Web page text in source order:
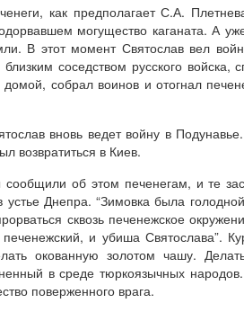
как предполагает С.А.
могущество каганата. А
В этот момент Святослав вел
близким соседством русского
домой, собрал воинов и отогнал
вновь ведет войну в
возвратиться в Киев.
сообщили об этом печенегам, и те
устье Днепра. “Зимовка была
сквозь печенежское
печенежский, и убиша Святослава”.
окованную золотом чашу.
в среде тюркоязычных
поверженного врага.